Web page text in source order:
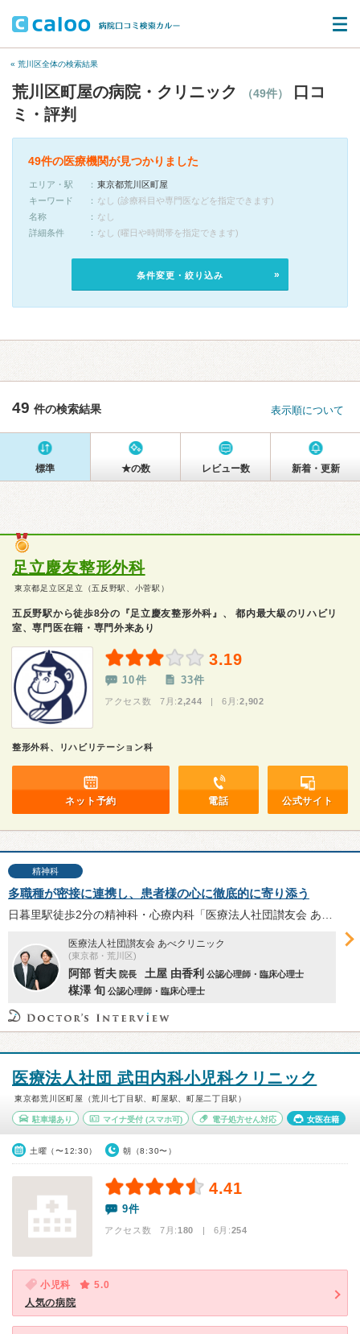
« 荒川区全体の検索結果
荒川区町屋の病院・クリニック （49件）
口コ
ミ・評判
49件の医療機関が見つかりました
エリア・駅
東京都荒川区町屋
キーワード
なし (診療科目や専門医などを指定できます)
名称
なし
詳細条件
なし (曜日や時間帯を指定できます)
条件変更・絞り込み
49 件の検索結果 表示順について
標準 ★の数 レビュー数 新着・更新
足立慶友整形外科
東京都足立区足立（五反野駅、小菅駅）
五反野駅から徒歩8分の『足立慶友整形外科』、 都内最大級のリハビリ
室、専門医在籍・専門外来あり
3.19
10件 33件
アクセス数 7月:2,244 | 6月:2,902
整形外科、リハビリテーション科
ネット予約 電話 公式サイト
精神科
多職種が密接に連携し、患者様の心に徹底的に寄り添う
医療法人社団讃友会 あべクリニック
(東京都・荒川区)
阿部 哲夫 院長 土屋 由香利 公認心理師・臨床心理士
楳澤 旬 公認心理師・臨床心理士
医療法人社団 武田内科小児科クリニック
東京都荒川区町屋（荒川七丁目駅、町屋駅、町屋二丁目駅）
駐車場あり マイナ受付(スマホ可) 電子処方せん対応 女医在籍
土曜（〜12:30） 朝（8:30〜）
4.41
9件
アクセス数 7月:180 | 6月:254
小児科
5.0
人気の病院